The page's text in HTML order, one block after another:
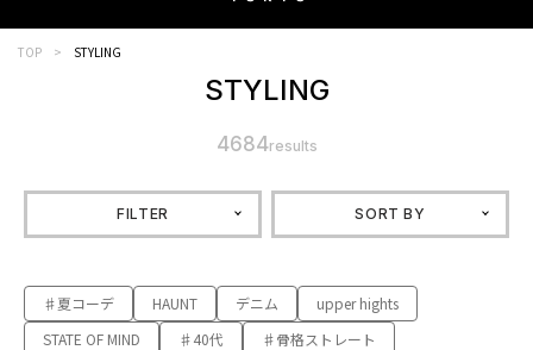
TOP STYLING
STYLING
4684results
FILTER SORT BY
♯夏コーデ HAUNT デニム
upper hights
STATE OF MIND
♯40代
♯骨格ストレート